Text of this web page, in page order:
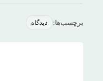
برچسب‌ها: دیدگاه